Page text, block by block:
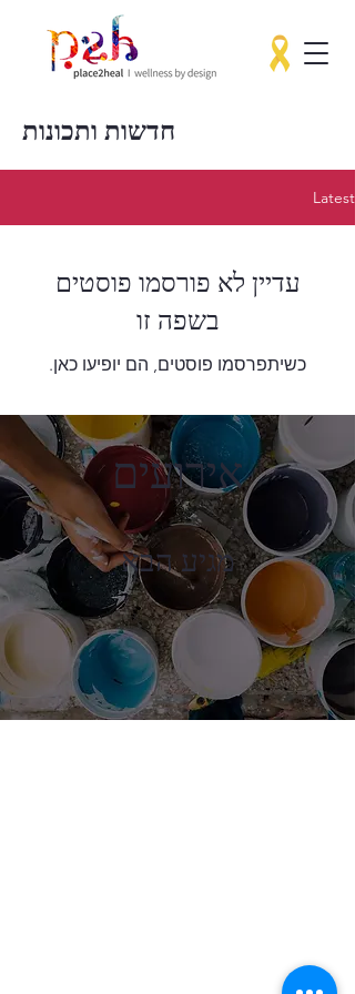
חדשות ותכונות
Latest
עדיין לא פורסמו פוסטים
בשפה זו
כשיתפרסמו פוסטים, הם יופיעו כאן.
אירועים
מגיע הבא